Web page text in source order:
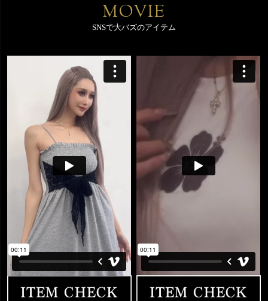
MOVIE
SNSで大バズのアイテム